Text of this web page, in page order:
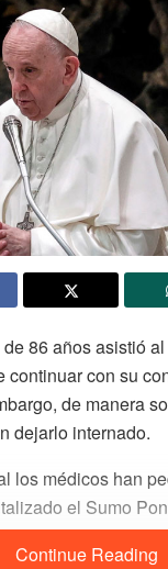
86 años asistió
continuar con su
de manera
dejarlo internado.
los médicos han
el Sumo
Continue Reading